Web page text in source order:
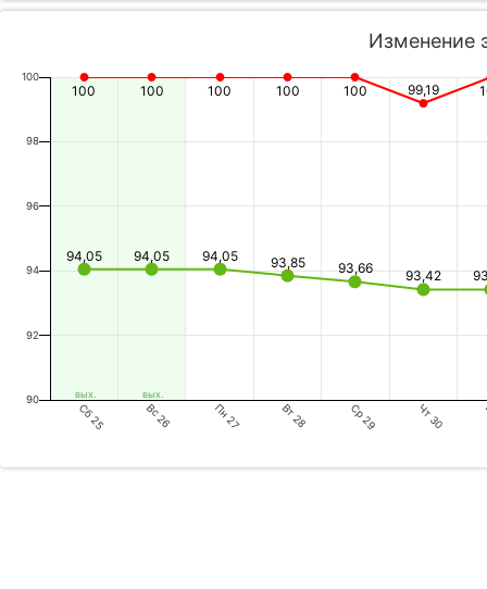
вых. вых.
Изменение
94,05 94,05 94,05 93,85 93,66 93,42
100 100 100 100 100 99,19
Сб 25 Вс 26 Пн 27 Вт 28 Ср 29 Чт 30
90
92
94
96
98
100